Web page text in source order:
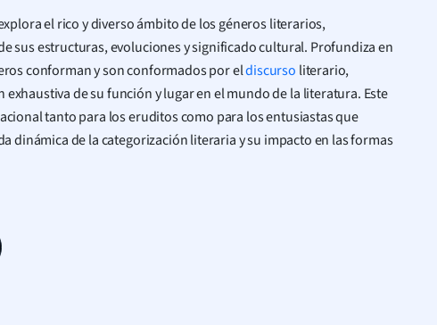
el rico y diverso ámbito de los géneros literarios,
sus estructuras, evoluciones y significado cultural. Profundiza en
conforman y son conformados por eldiscurso literario,
de su función y lugar en el mundo de la literatura. Este
tanto para los eruditos como para los entusiastas que
dinámica de la categorización literaria y su impacto en las formas